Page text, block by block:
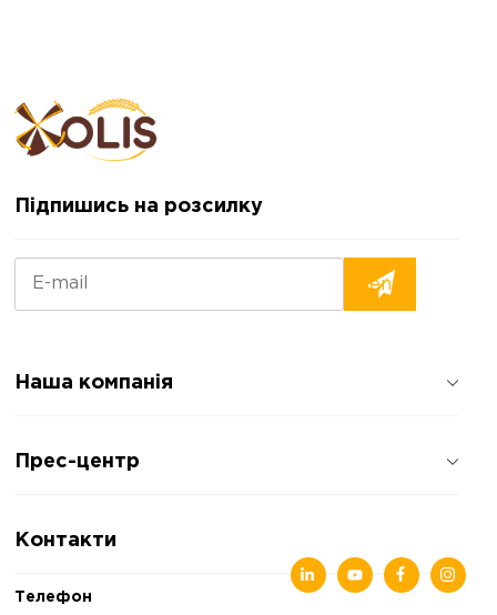
Підпишись на розсилку
Наша компанія
Відгуки про компанію
Прес-центр
Статті
Контакти
Телефон